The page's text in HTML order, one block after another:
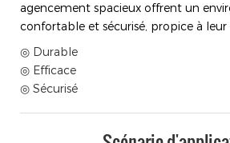
agencement spacieux offrent un
confortable et sécurisé, propice à leur
◎ Durable
◎ Efficace
◎ Sécurisé